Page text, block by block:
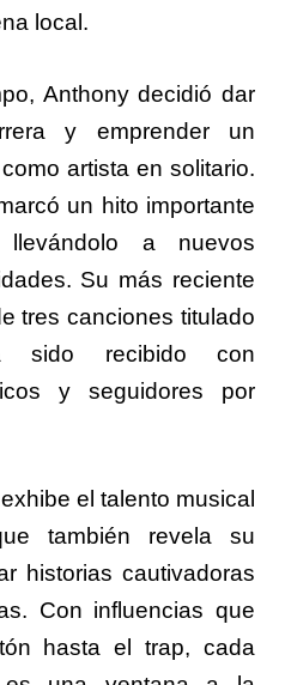
local.
Anthony decidió dar
y emprender un
artista en solitario.
un hito importante
a nuevos
Su más reciente
tres canciones titulado
sido recibido con
y seguidores por
el talento musical
también revela su
historias cautivadoras
Con influencias que
hasta el trap, cada